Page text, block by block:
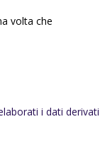
volta che
i dati derivati